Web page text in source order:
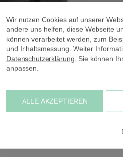
Wir nutzen Cookies auf unserer
andere uns helfen, diese Webseite
können verarbeitet werden, zum
und Inhaltsmessung. Weiter
Datenschutzerklärung. Sie können
anpassen.
ALLE AKZEPTIEREN
(A) / Ø 21,3 mm